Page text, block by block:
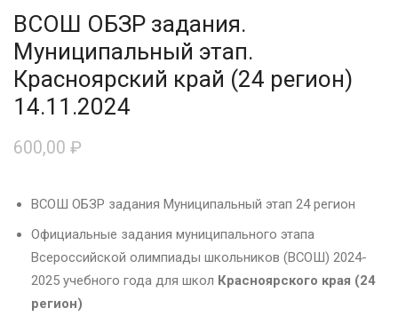
ВСОШ ОБЗР задания.
Муниципальный этап.
Красноярский край (24 регион)
14.11.2024
600,00 ₽
ВСОШ ОБЗР задания Муниципальный этап 24 регион
Официальные задания муниципального этапа
Всероссийской олимпиады школьников (ВСОШ) 2024-
2025 учебного года для школ Красноярского края (24
регион)